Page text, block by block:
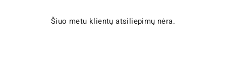
Šiuo metu klientų atsiliepimų nėra.